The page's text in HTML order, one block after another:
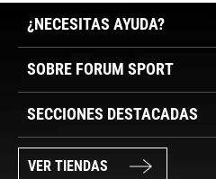
¿NECESITAS AYUDA?
SOBRE FORUM SPORT
SECCIONES DESTACADAS
VER TIENDAS